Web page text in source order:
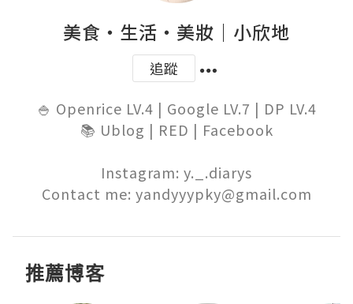
美食‧生活‧美妝｜小欣地
追蹤
🍚 Openrice LV.4 | Google LV.7 | DP LV.4
📚 Ublog | RED | Facebook
Instagram: y._.diarys
Contact me: yandyyypky@gmail.com
推薦博客